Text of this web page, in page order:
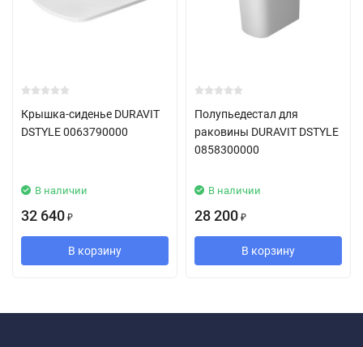
Крышка-сиденье DURAVIT
DSTYLE 0063790000
В наличии
32 640 ₽
В корзину
Полупьедестал для
раковины DURAVIT DSTYLE
0858300000
В наличии
28 200 ₽
В корзину